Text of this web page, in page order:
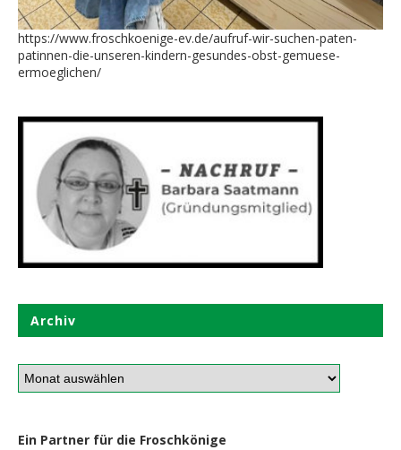
https://www.froschkoenige-ev.de/aufruf-wir-suchen-paten-
patinnen-die-unseren-kindern-gesundes-obst-gemuese-
ermoeglichen/
Archiv
Ein Partner für die Froschkönige